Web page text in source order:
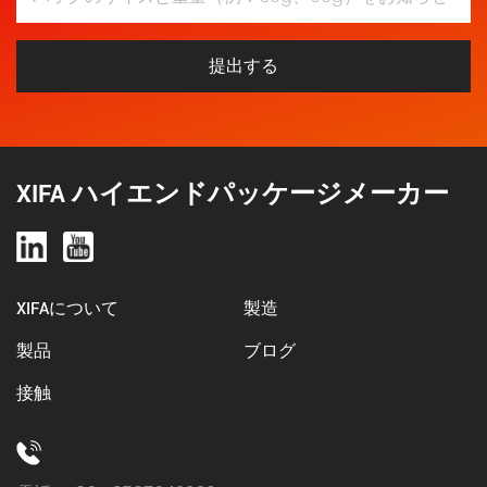
提出する
XIFA ハイエンドパッケージメーカー
XIFAについて
製造
製品
ブログ
接触